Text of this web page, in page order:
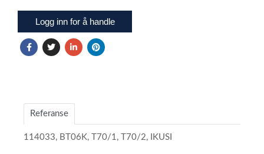
Logg inn for å handle
Referanse
114033, BT06K, T70/1, T70/2, IKUSI